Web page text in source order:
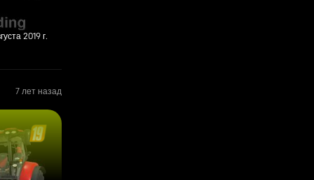
2019 г.
7 лет назад